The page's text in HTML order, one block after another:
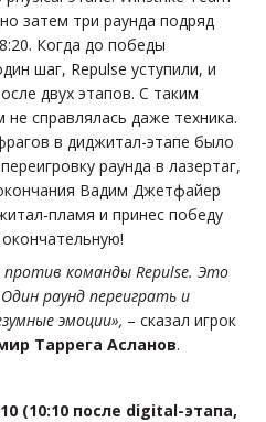
затем три раунда подряд
Когда до победы
шаг, Repulse уступили, и
двух этапов. С таким
справлялась даже техника.
в диджитал-этапе было
раунда в лазертаг,
Вадим Джетфайер
пламя и принес победу
команды Repulse. Это
раунд переиграть и
эмоции», – сказал игрок
Таррега Асланов.
(10:10 после digital-этапа,